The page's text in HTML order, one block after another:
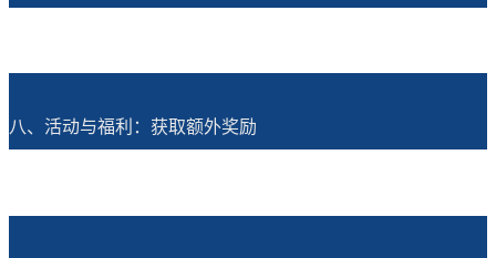
八、活动与福利：获取额外奖励